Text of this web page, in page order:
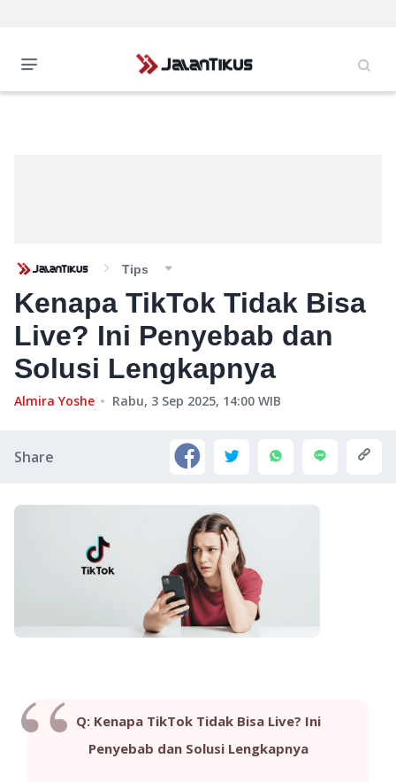
Tips
Kenapa TikTok Tidak Bisa
Live? Ini Penyebab dan
Solusi Lengkapnya
Almira Yoshe Rabu, 3 Sep 2025, 14:00 WIB
Share
Q: Kenapa TikTok Tidak Bisa Live? Ini
Penyebab dan Solusi Lengkapnya